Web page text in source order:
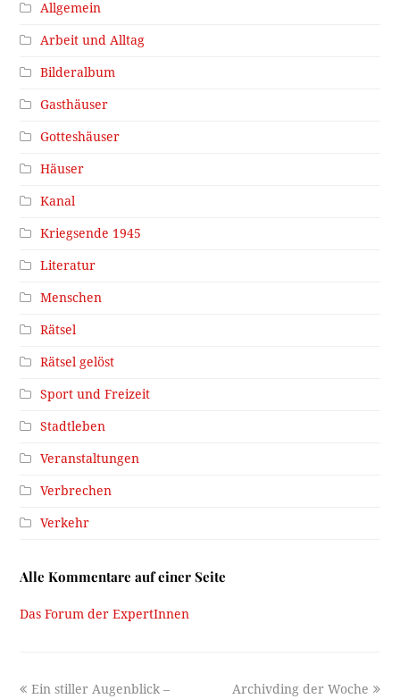
Allgemein
Arbeit und Alltag
Bilderalbum
Gasthäuser
Gotteshäuser
Häuser
Kanal
Kriegsende 1945
Literatur
Menschen
Rätsel
Rätsel gelöst
Sport und Freizeit
Stadtleben
Veranstaltungen
Verbrechen
Verkehr
Alle Kommentare auf einer Seite
Das Forum der ExpertInnen
previous
Ein stiller Augenblick – next
Archivding der Woche